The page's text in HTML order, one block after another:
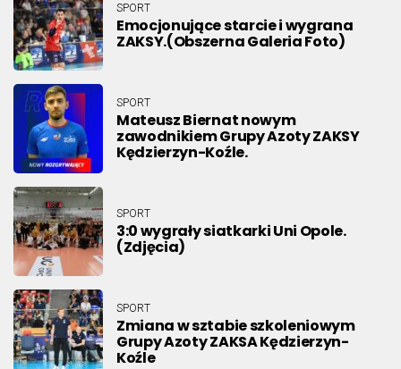
SPORT
Emocjonujące starcie i wygrana
ZAKSY.(Obszerna Galeria Foto)
SPORT
Mateusz Biernat nowym
zawodnikiem Grupy Azoty ZAKSY
Kędzierzyn-Koźle.
SPORT
3:0 wygrały siatkarki Uni Opole.
(Zdjęcia)
SPORT
Zmiana w sztabie szkoleniowym
Grupy Azoty ZAKSA Kędzierzyn-
Koźle